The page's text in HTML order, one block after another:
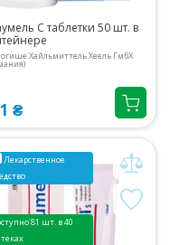
С таблетки 50 шт. в
Хайльмиттель Хеель ГмбХ
₴
Лекарственное
81 шт. в 40